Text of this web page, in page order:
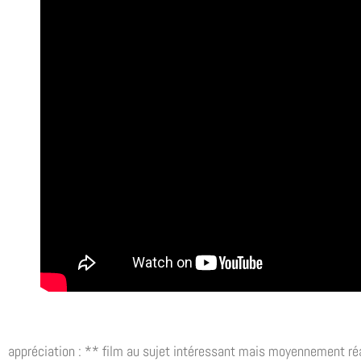
appréciation : ** film au sujet intéressant mais moyennement